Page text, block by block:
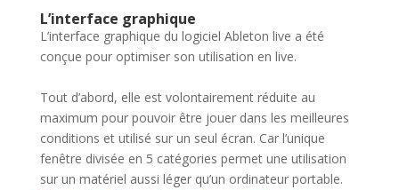
L’interface graphique
L’interface graphique du logiciel Ableton live a été
conçue pour optimiser son utilisation en live.
Tout d’abord, elle est volontairement réduite au
maximum pour pouvoir être jouer dans les meilleures
conditions et utilisé sur un seul écran. Car l’unique
fenêtre divisée en 5 catégories permet une utilisation
sur un matériel aussi léger qu’un ordinateur portable.